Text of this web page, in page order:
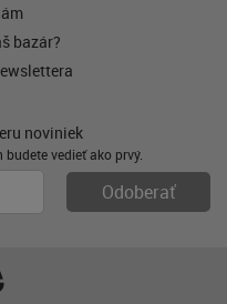
bazár?
noviniek
vedieť ako prvý.